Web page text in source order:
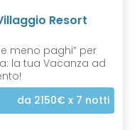
Resort
meno paghi” per
la tua Vacanza ad
da 2150€ x 7 notti